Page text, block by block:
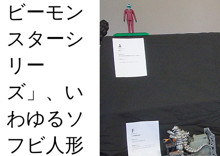
ビーモン
スターシ
リー
ズ」、い
わゆるソ
フビ人形